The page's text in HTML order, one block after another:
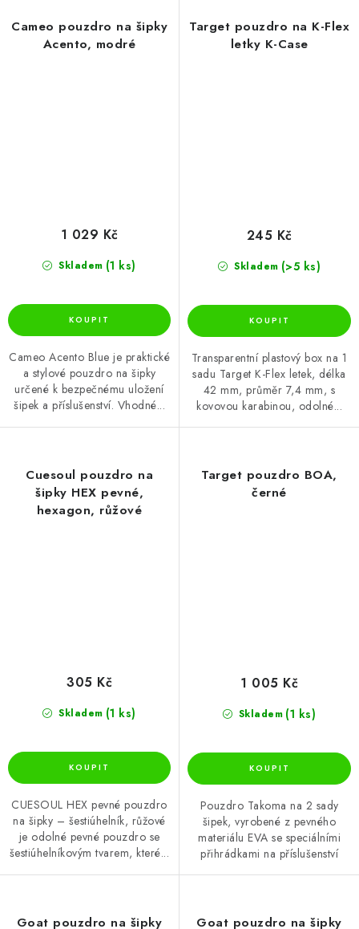
Cameo pouzdro na šipky
Acento, modré
Skladem (1 ks)
1 029 Kč
Cameo Acento Blue je praktické
a stylové pouzdro na šipky
určené k bezpečnému uložení
šipek a příslušenství. Vhodné...
Target pouzdro na K-Flex
letky K-Case
Skladem (>5 ks)
245 Kč
Transparentní plastový box na 1
sadu Target K-Flex letek, délka
42 mm, průměr 7,4 mm, s
kovovou karabinou, odolné...
Cuesoul pouzdro na
šipky HEX pevné,
hexagon, růžové
Skladem (1 ks)
305 Kč
CUESOUL HEX pevné pouzdro
na šipky – šestiúhelník, růžové
je odolné pevné pouzdro se
šestiúhelníkovým tvarem, které...
Target pouzdro BOA,
černé
Skladem (1 ks)
1 005 Kč
Pouzdro Takoma na 2 sady
šipek, vyrobené z pevného
materiálu EVA se speciálními
přihrádkami na příslušenství
Goat pouzdro na šipky
Goat pouzdro na šipky